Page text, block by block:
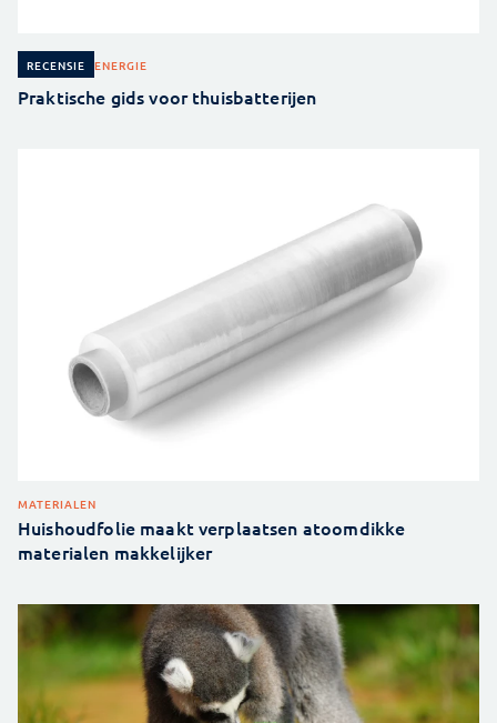
RECENSIE ENERGIE
Praktische gids voor thuisbatterijen
MATERIALEN
Huishoudfolie maakt verplaatsen atoomdikke
materialen makkelijker